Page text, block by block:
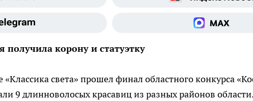
получила корону и статуэтку
«Классика света» прошел финал областного конкурса
9 длинноволосых красавиц из разных районов